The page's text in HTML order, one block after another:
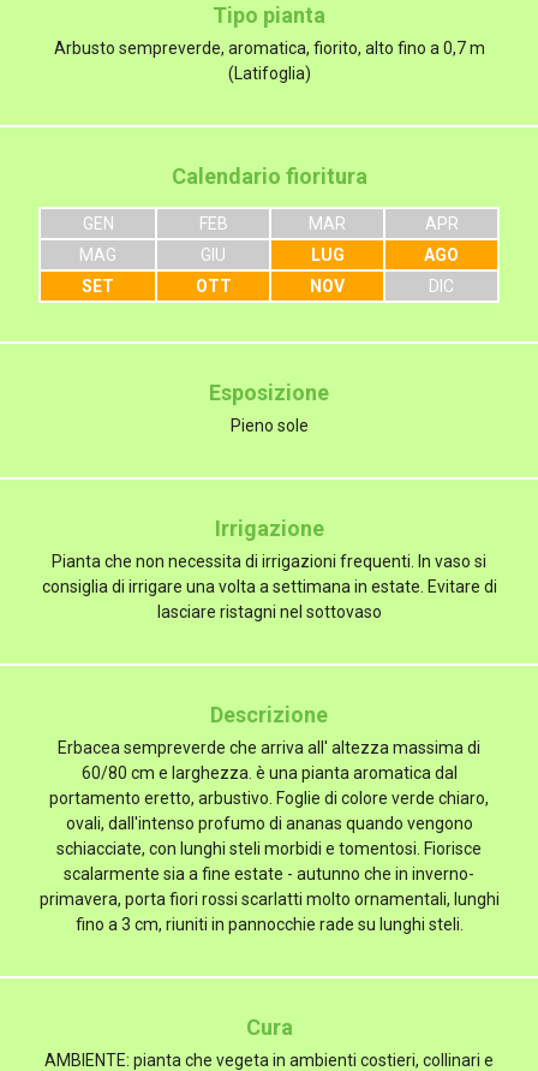
Tipo pianta
Arbusto sempreverde, aromatica, fiorito, alto fino a 0,7 m
(Latifoglia)
Calendario fioritura
GEN FEB MAR
APR
MAG
GIU LUG
AGO
SET
OTT NOV DIC
Esposizione
Pieno sole
Irrigazione
Pianta che non necessita di irrigazioni frequenti. In vaso si
consiglia di irrigare una volta a settimana in estate. Evitare di
lasciare ristagni nel sottovaso
Descrizione
Erbacea sempreverde che arriva all' altezza massima di
60/80 cm e larghezza. è una pianta aromatica dal
portamento eretto, arbustivo. Foglie di colore verde chiaro,
ovali, dall'intenso profumo di ananas quando vengono
schiacciate, con lunghi steli morbidi e tomentosi. Fiorisce
scalarmente sia a fine estate - autunno che in inverno-
primavera, porta fiori rossi scarlatti molto ornamentali, lunghi
fino a 3 cm, riuniti in pannocchie rade su lunghi steli.
Cura
AMBIENTE: pianta che vegeta in ambienti costieri, collinari e